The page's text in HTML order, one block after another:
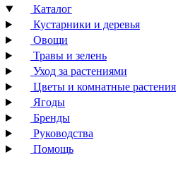
Каталог
Кустарники и деревья
Овощи
Травы и зелень
Уход за растениями
Цветы и комнатные растения
Ягоды
Бренды
Руководства
Помощь